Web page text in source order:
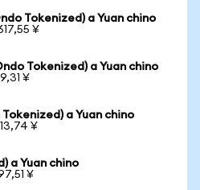
Tokenized) a Yuan chino
¥
Tokenized) a Yuan chino
¥
a Yuan chino
¥
a Yuan chino
¥